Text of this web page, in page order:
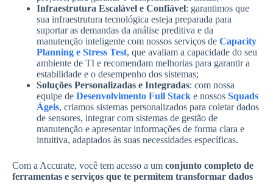
Infraestrutura Escalável e Confiável: garantimos que
sua infraestrutura tecnológica esteja preparada para
suportar as demandas da análise preditiva e da
manutenção inteligente com nossos serviços de Capacity
Planning e Stress Test, que avaliam a capacidade do seu
ambiente de TI e recomendam melhorias para garantir a
estabilidade e o desempenho dos sistemas;
Soluções Personalizadas e Integradas: com nossa
equipe de Desenvolvimento Full Stack e nossos Squads
Ágeis, criamos sistemas personalizados para coletar dados
de sensores, integrar com sistemas de gestão de
manutenção e apresentar informações de forma clara e
intuitiva, adaptados às suas necessidades específicas.
Com a Accurate, você tem acesso a um conjunto completo de
ferramentas e serviços que te permitem transformar dados